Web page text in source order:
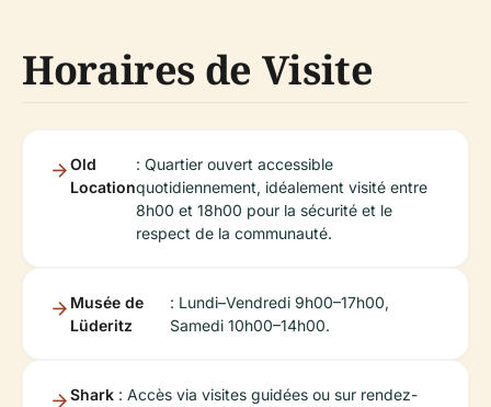
Horaires de Visite
Old
Location
: Quartier ouvert accessible
quotidiennement, idéalement visité entre
8h00 et 18h00 pour la sécurité et le
respect de la communauté.
Musée de
Lüderitz
: Lundi–Vendredi 9h00–17h00,
Samedi 10h00–14h00.
Shark : Accès via visites guidées ou sur rendez-